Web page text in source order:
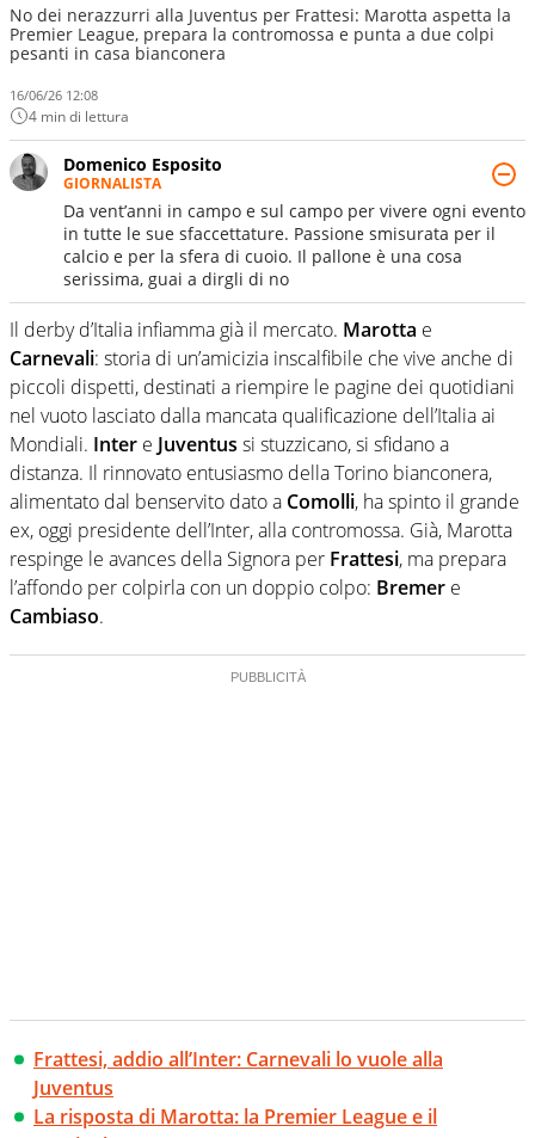
No dei nerazzurri alla Juventus per Frattesi: Marotta aspetta la
Premier League, prepara la contromossa e punta a due colpi
pesanti in casa bianconera
16/06/26 12:08
4 min di lettura
Domenico Esposito
GIORNALISTA
Da vent’anni in campo e sul campo per vivere ogni evento
in tutte le sue sfaccettature. Passione smisurata per il
calcio e per la sfera di cuoio. Il pallone è una cosa
serissima, guai a dirgli di no
Il derby d’Italia infiamma già il mercato. Marotta e
Carnevali: storia di un’amicizia inscalfibile che vive anche di
piccoli dispetti, destinati a riempire le pagine dei quotidiani
nel vuoto lasciato dalla mancata qualificazione dell’Italia ai
Mondiali. Inter e Juventus si stuzzicano, si sfidano a
distanza. Il rinnovato entusiasmo della Torino bianconera,
alimentato dal benservito dato a Comolli, ha spinto il grande
ex, oggi presidente dell’Inter, alla contromossa. Già, Marotta
respinge le avances della Signora per Frattesi, ma prepara
l’affondo per colpirla con un doppio colpo: Bremer e
Cambiaso.
Frattesi, addio all’Inter: Carnevali lo vuole alla
Juventus
La risposta di Marotta: la Premier League e il